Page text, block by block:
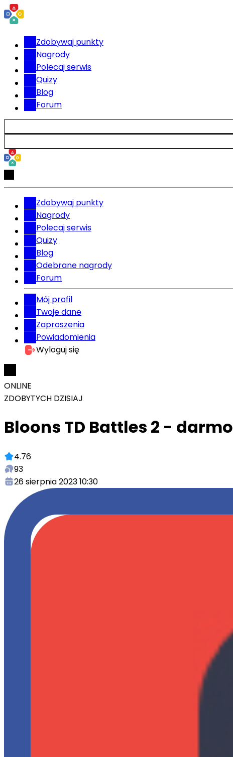
Zdobywaj punkty
Nagrody
Polecaj serwis
Quizy
Blog
Forum
Zdobywaj punkty
Nagrody
Polecaj serwis
Quizy
Blog
Odebrane nagrody
Forum
Mój profil
Twoje dane
Zaproszenia
Powiadomienia
Wyloguj się
ONLINE
ZDOBYTYCH DZISIAJ
Bloons TD Battles 2 -
4.76
93
26 sierpnia 2023 10:30